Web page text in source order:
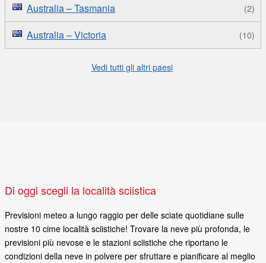
Australia – Tasmania (2)
Australia – Victoria (10)
Vedi tutti gli altri paesi
di oggi scegli la località sciistica
Previsioni meteo a lungo raggio per delle sciate quotidiane sulle
nostre 10 cime località sciistiche! Trovare la neve più profonda, le
previsioni più nevose e le stazioni sciistiche che riportano le
condizioni della neve in polvere per sfruttare e pianificare al meglio